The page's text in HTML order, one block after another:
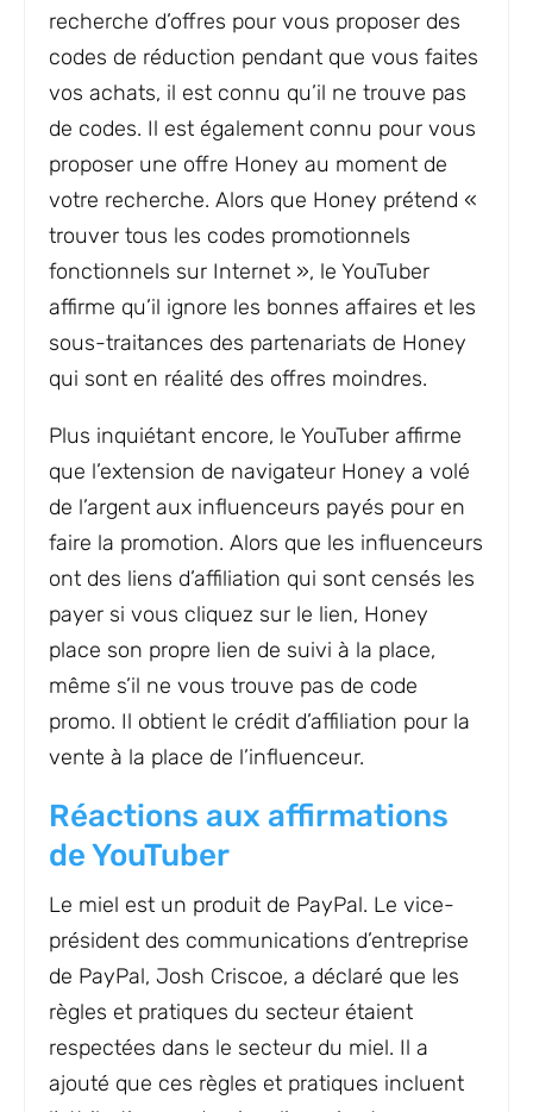
recherche d’offres pour vous proposer des
codes de réduction pendant que vous faites
vos achats, il est connu qu’il ne trouve pas
de codes. Il est également connu pour vous
proposer une offre Honey au moment de
votre recherche. Alors que Honey prétend «
trouver tous les codes promotionnels
fonctionnels sur Internet », le YouTuber
affirme qu’il ignore les bonnes affaires et les
sous-traitances des partenariats de Honey
qui sont en réalité des offres moindres.
Plus inquiétant encore, le YouTuber affirme
que l’extension de navigateur Honey a volé
de l’argent aux influenceurs payés pour en
faire la promotion. Alors que les influenceurs
ont des liens d’affiliation qui sont censés les
payer si vous cliquez sur le lien, Honey
place son propre lien de suivi à la place,
même s’il ne vous trouve pas de code
promo. Il obtient le crédit d’affiliation pour la
vente à la place de l’influenceur.
Réactions aux affirmations
de YouTuber
Le miel est un produit de PayPal. Le vice-
président des communications d’entreprise
de PayPal, Josh Criscoe, a déclaré que les
règles et pratiques du secteur étaient
respectées dans le secteur du miel. Il a
ajouté que ces règles et pratiques incluent